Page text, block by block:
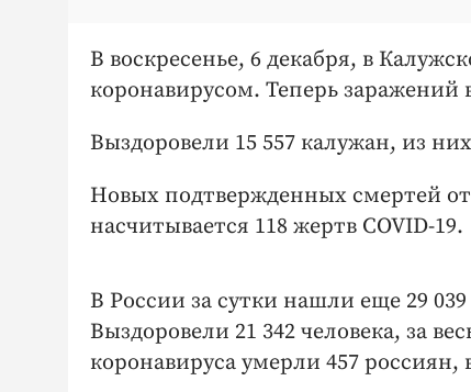
В воскресенье, 6 декабря, в
коронавирусом. Теперь заражений
Выздоровели 15 557 калужан, из
Новых подтвержденных смертей
насчитывается 118 жертв COVID-19.
В России за сутки нашли еще 29 039
Выздоровели 21 342 человека, за
коронавируса умерли 457 россиян,